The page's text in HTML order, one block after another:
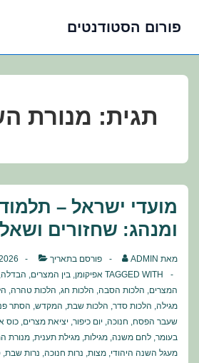
פורום הסטודנטים
תגית: מנורת
מועדי ישראל –
ומנהג: שחזורים
מאת ADMIN פורסם בתאריך
TAGGED WITH אפיקומן, בין המצרים, הבדלה,
המצרים, הלכות הסבה, הלכות חג, הלכות טהרה,
מגילה, הלכות סדר, הלכות שבת, המקדש, הסתר
שעבר הפסח, חנוכה, יום כיפור, יציאת מצרים, כוס
בעומר, לחם משנה, מגילות, מגילת תענית, מנורת
מעגל השנה היהודי, מצות, נרות חנוכה, נרות שבת,